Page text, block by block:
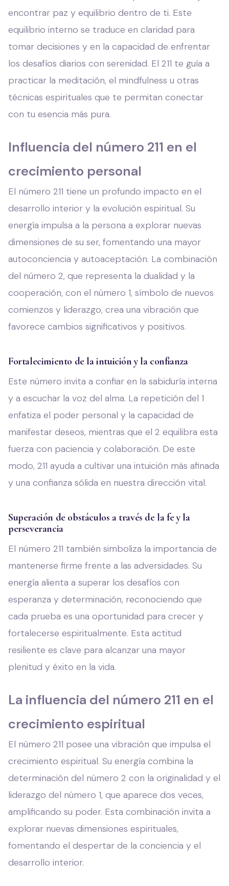
encontrar paz y equilibrio dentro de ti. Este
equilibrio interno se traduce en claridad para
tomar decisiones y en la capacidad de enfrentar
los desafíos diarios con serenidad. El 211 te guía a
practicar la meditación, el mindfulness u otras
técnicas espirituales que te permitan conectar
con tu esencia más pura.
Influencia del número 211 en el
crecimiento personal
El número 211 tiene un profundo impacto en el
desarrollo interior y la evolución espiritual. Su
energía impulsa a la persona a explorar nuevas
dimensiones de su ser, fomentando una mayor
autoconciencia y autoaceptación. La combinación
del número 2, que representa la dualidad y la
cooperación, con el número 1, símbolo de nuevos
comienzos y liderazgo, crea una vibración que
favorece cambios significativos y positivos.
Fortalecimiento de la intuición y la confianza
Este número invita a confiar en la sabiduría interna
y a escuchar la voz del alma. La repetición del 1
enfatiza el poder personal y la capacidad de
manifestar deseos, mientras que el 2 equilibra esta
fuerza con paciencia y colaboración. De este
modo, 211 ayuda a cultivar una intuición más afinada
y una confianza sólida en nuestra dirección vital.
Superación de obstáculos a través de la fe y la
perseverancia
El número 211 también simboliza la importancia de
mantenerse firme frente a las adversidades. Su
energía alienta a superar los desafíos con
esperanza y determinación, reconociendo que
cada prueba es una oportunidad para crecer y
fortalecerse espiritualmente. Esta actitud
resiliente es clave para alcanzar una mayor
plenitud y éxito en la vida.
La influencia del número 211 en el
crecimiento espiritual
El número 211 posee una vibración que impulsa el
crecimiento espiritual. Su energía combina la
determinación del número 2 con la originalidad y el
liderazgo del número 1, que aparece dos veces,
amplificando su poder. Esta combinación invita a
explorar nuevas dimensiones espirituales,
fomentando el despertar de la conciencia y el
desarrollo interior.